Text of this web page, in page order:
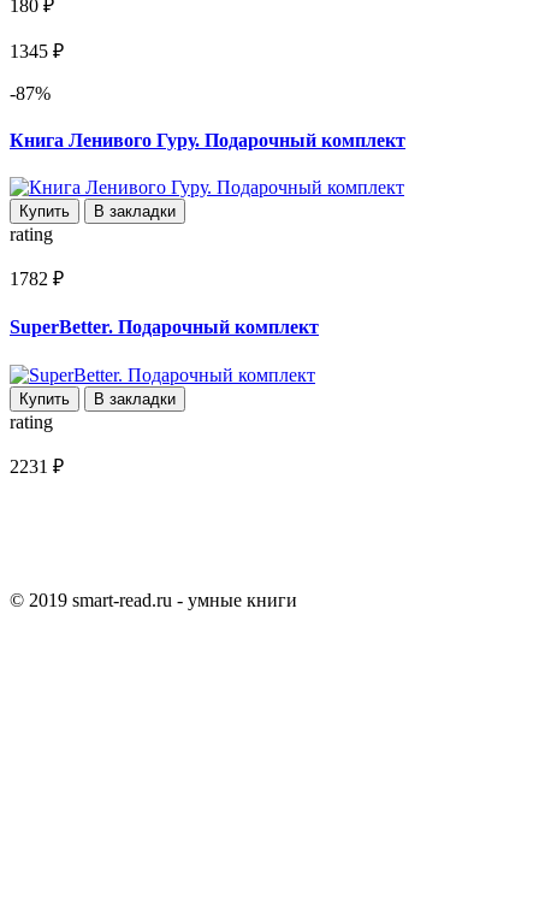
180 ₽
1345 ₽
-87%
Книга Ленивого Гуру. Подарочный комплект
Купить В закладки
rating
1782 ₽
SuperBetter. Подарочный комплект
Купить В закладки
rating
2231 ₽
© 2019 smart-read.ru - умные книги